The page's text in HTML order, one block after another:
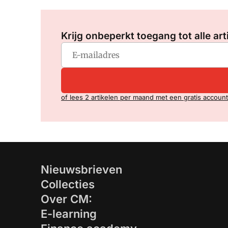
Krijg onbeperkt toegang tot alle
of lees 2 artikelen per maand met een gratis account
Nieuwsbrieven
Collecties
Over CM:
E-learning